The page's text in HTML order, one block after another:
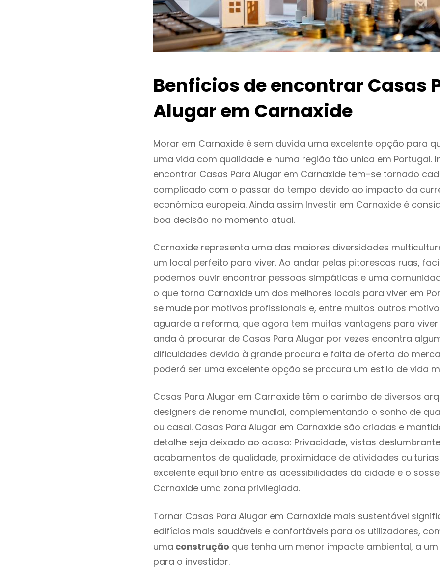
Benficios de encontrar Casas
Alugar em Carnaxide
Morar em Carnaxide é sem duvida uma excelente opção para
uma vida com qualidade e numa região táo unica em Portugal.
encontrar Casas Para Alugar em Carnaxide tem-se tornado
complicado com o passar do tempo devido ao impacto da
económica europeia. Ainda assim Investir em Carnaxide é
boa decisão no momento atual.
Carnaxide representa uma das maiores diversidades
um local perfeito para viver. Ao andar pelas pitorescas ruas,
podemos ouvir encontrar pessoas simpáticas e uma
o que torna Carnaxide um dos melhores locais para viver em
se mude por motivos profissionais e, entre muitos outros
aguarde a reforma, que agora tem muitas vantagens para viver
anda à procurar de Casas Para Alugar por vezes encontra
dificuldades devido à grande procura e falta de oferta do
poderá ser uma excelente opção se procura um estilo de vida
Casas Para Alugar em Carnaxide têm o carimbo de diversos
designers de renome mundial, complementando o sonho de
ou casal. Casas Para Alugar em Carnaxide são criadas e
detalhe seja deixado ao acaso: Privacidade, vistas
acabamentos de qualidade, proximidade de atividades
excelente equilíbrio entre as acessibilidades da cidade e o
Carnaxide uma zona privilegiada.
Tornar Casas Para Alugar em Carnaxide mais sustentável
edifícios mais saudáveis e confortáveis para os utilizadores,
uma construção que tenha um menor impacte ambiental, a
para o investidor.